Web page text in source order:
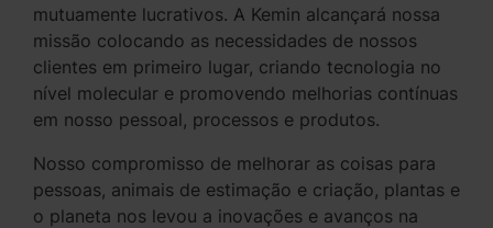
mutuamente lucrativos. A Kemin alcançará nossa
missão colocando as necessidades de nossos
clientes em primeiro lugar, criando tecnologia no
nível molecular e promovendo melhorias contínuas
em nosso pessoal, processos e produtos.
Nosso compromisso de melhorar as coisas para
pessoas, animais de estimação e criação, plantas e
o planeta nos levou a inovações e avanços na